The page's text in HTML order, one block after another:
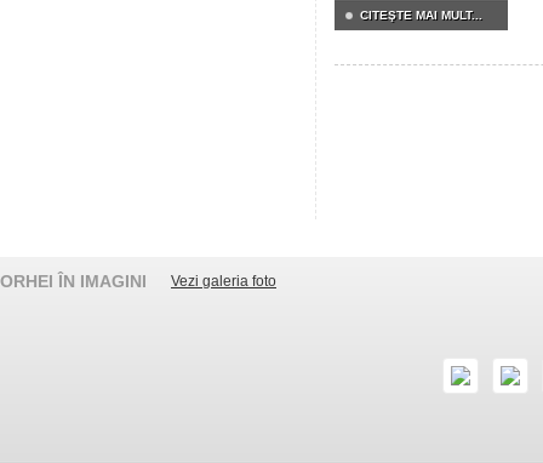
CITEŞTE MAI MULT...
ORHEI ÎN IMAGINI Vezi galeria foto